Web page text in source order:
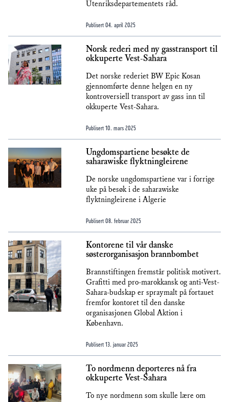
Utenriksdepartementets råd.
Publisert 04. april 2025
Norsk rederi med ny gasstransport til
okkuperte Vest-Sahara
Det norske rederiet BW Epic Kosan
gjennomførte denne helgen en ny
kontroversiell transport av gass inn til
okkuperte Vest-Sahara.
Publisert 10. mars 2025
Ungdomspartiene besøkte de
saharawiske flyktningleirene
De norske ungdomspartiene var i forrige
uke på besøk i de saharawiske
flyktningleirene i Algerie
Publisert 08. februar 2025
Kontorene til vår danske
søsterorganisasjon brannbombet
Brannstiftingen fremstår politisk motivert.
Grafitti med pro-marokkansk og anti-Vest-
Sahara-budskap er spraymalt på fortauet
fremfor kontoret til den danske
organisasjonen Global Aktion i
København.
Publisert 13. januar 2025
To nordmenn deporteres nå fra
okkuperte Vest-Sahara
To nye nordmenn som skulle lære om